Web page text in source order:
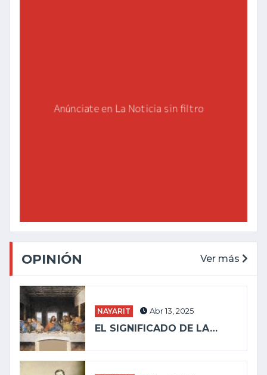
OPINIÓN Ver más
NAYARIT Abr 13, 2025
EL SIGNIFICADO DE LA…